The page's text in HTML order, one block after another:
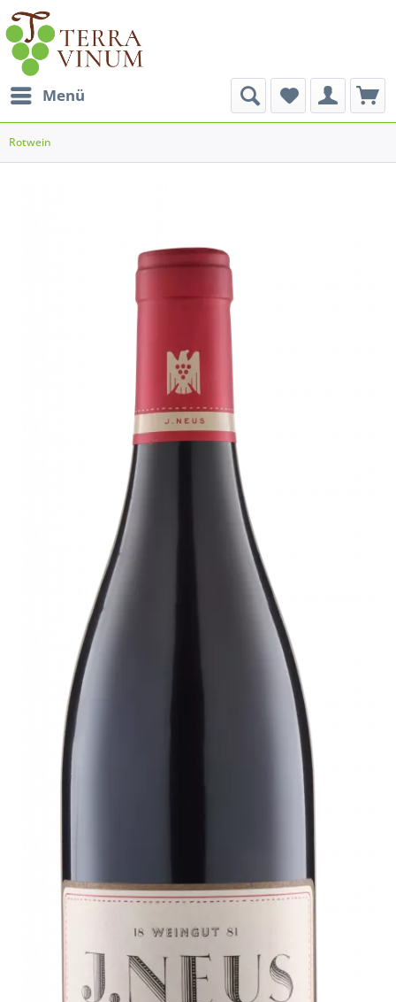
Menü
Rotwein